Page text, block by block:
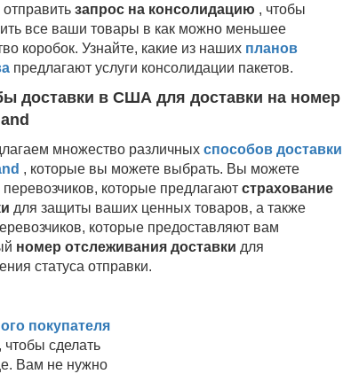
запрос на консолидацию , чтобы
все ваши товары в как можно меньшее
коробок. Узнайте, какие из наших планов
предлагают услуги консолидации пакетов.
доставки в США для доставки на номер
множество различных способов доставки
, которые вы можете выбрать. Вы можете
которые предлагают страхование
для защиты ваших ценных товаров, а также
которые предоставляют вам
номер отслеживания доставки для
статуса отправки.
покупателя
сделать
Вам не нужно